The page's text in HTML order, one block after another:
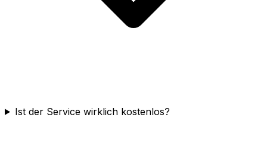
Ist der Service wirklich kostenlos?